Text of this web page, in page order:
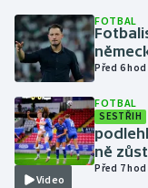
Moderní pětiboj
Motorsport
Olympijské hry
Parasport
FOTBAL
Před 6 hod
Video
FOTBAL
SESTŘIH
ně
Před 7 hod